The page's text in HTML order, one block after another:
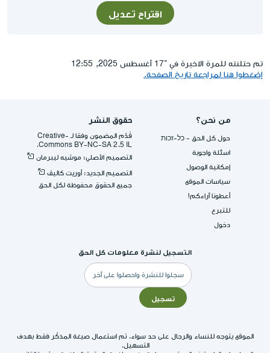
اقتراح تعديل
تم حتلنته للمرة الاخيرة في ־17 أغسطس 2025, 12:55
إضغطوا هنا لمراجعة تاريخ الصفحة.
من نحن؟
حول كل الحق - כל-זכות
اسئلة واجوبة
إمكانية الوصول
سياسات الموقع
أعطونا آراءكم!
للتبرع
دخول
حقوق النشر
قُدِّم المضمون وفقا لـ -Creative
Commons BY-NC-SA 2.5 IL.
التصميم الأصلي: موشيه ليبرمان
التصميم الجديد: أوريت كاليڤ
جميع الحقوق محفوظة لكل الحق
التسجيل لنشرة معلومات كل الحق
البريد
الإلكتروني
تسجيل
الموقع يتوجه للنساء والرجال على حد سواء. تم استعمال صيغة المذكّر فقط بهدف
التسهيل.